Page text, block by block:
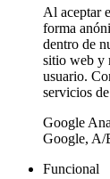
Al aceptar
forma
dentro de
sitio web y
usuario.
servicios
Google
Google, A/
Funcional